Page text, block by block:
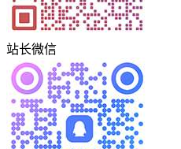
站长微信